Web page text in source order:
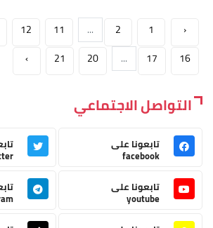
‹
1
2
...
11
12
16
17
...
20
21
›
التواصل الاجتماعي
تابعونا على
facebook
تابعونا على
youtube